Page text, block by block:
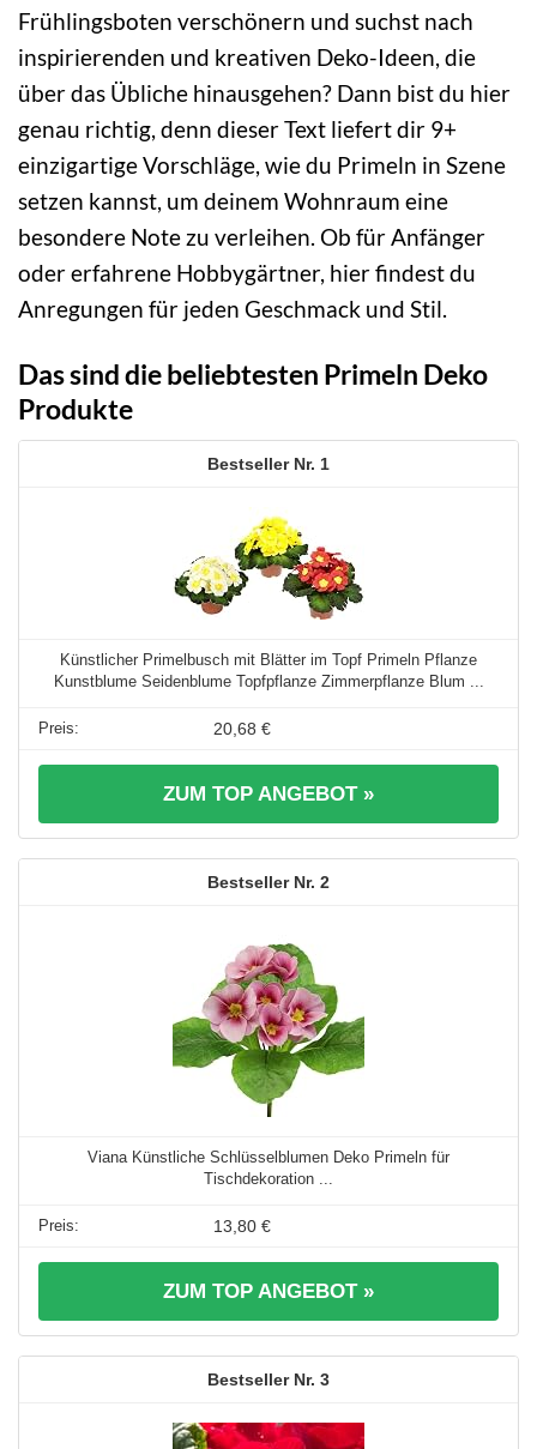
Frühlingsboten verschönern und suchst nach
inspirierenden und kreativen Deko-Ideen, die
über das Übliche hinausgehen? Dann bist du hier
genau richtig, denn dieser Text liefert dir 9+
einzigartige Vorschläge, wie du Primeln in Szene
setzen kannst, um deinem Wohnraum eine
besondere Note zu verleihen. Ob für Anfänger
oder erfahrene Hobbygärtner, hier findest du
Anregungen für jeden Geschmack und Stil.
Das sind die beliebtesten Primeln Deko
Produkte
1
Künstlicher Primelbusch mit Blätter im Topf Primeln Pflanze
Kunstblume Seidenblume Topfpflanze Zimmerpflanze Blum ...
20,68 €
ZUM TOP ANGEBOT »
2
Viana Künstliche Schlüsselblumen Deko Primeln für
Tischdekoration ...
13,80 €
ZUM TOP ANGEBOT »
3